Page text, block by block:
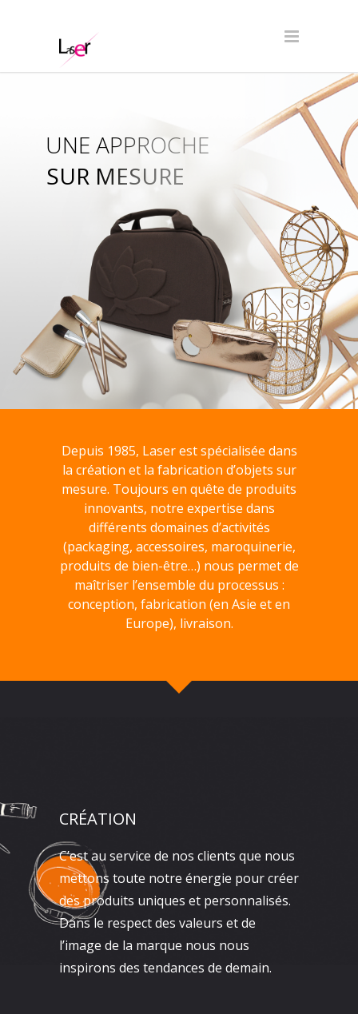
SUR MESURE
UNE APPROCHE
Depuis 1985, Laser est spécialisée dans
la création et la fabrication d’objets sur
mesure. Toujours en quête de produits
innovants, notre expertise dans
différents domaines d’activités
(packaging, accessoires, maroquinerie,
produits de bien-être…) nous permet de
maîtriser l’ensemble du processus :
conception, fabrication (en Asie et en
Europe), livraison.
CRÉATION
C’est au service de nos clients que nous
mettons toute notre énergie pour créer
des produits uniques et personnalisés.
Dans le respect des valeurs et de
l’image de la marque nous nous
inspirons des tendances de demain.